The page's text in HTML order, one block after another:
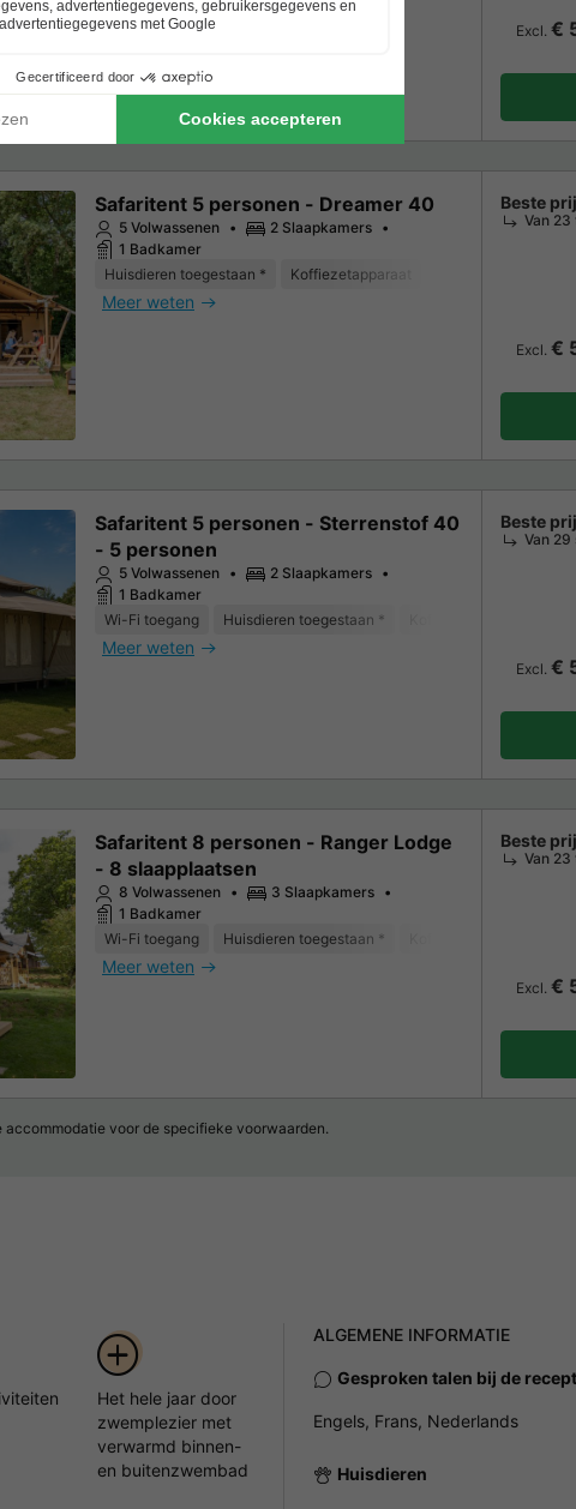
Meer weten
Excl. €
Safaritent 5 personen - Dreamer 40
5 Volwassenen
2 Slaapkamers
1 Badkamer
Huisdieren toegestaan *
Koffiezetapparaat
Meer weten
Beste
Van 23
Excl. €
Safaritent 5 personen - Sterrenstof 40
- 5 personen
5 Volwassenen
2 Slaapkamers
1 Badkamer
Wi-Fi toegang
Huisdieren toegestaan *
Meer weten
Beste
Van 29
Excl. €
Safaritent 8 personen - Ranger Lodge
- 8 slaapplaatsen
8 Volwassenen
3 Slaapkamers
1 Badkamer
Wi-Fi toegang
Huisdieren toegestaan *
Meer weten
Beste
Van 23
Excl. €
accommodatie voor de specifieke voorwaarden.
Het hele jaar door
zwemplezier met
verwarmd binnen-
en buitenzwembad
ALGEMENE INFORMATIE
Gesproken talen bij de
Engels, Frans, Nederlands
Huisdieren